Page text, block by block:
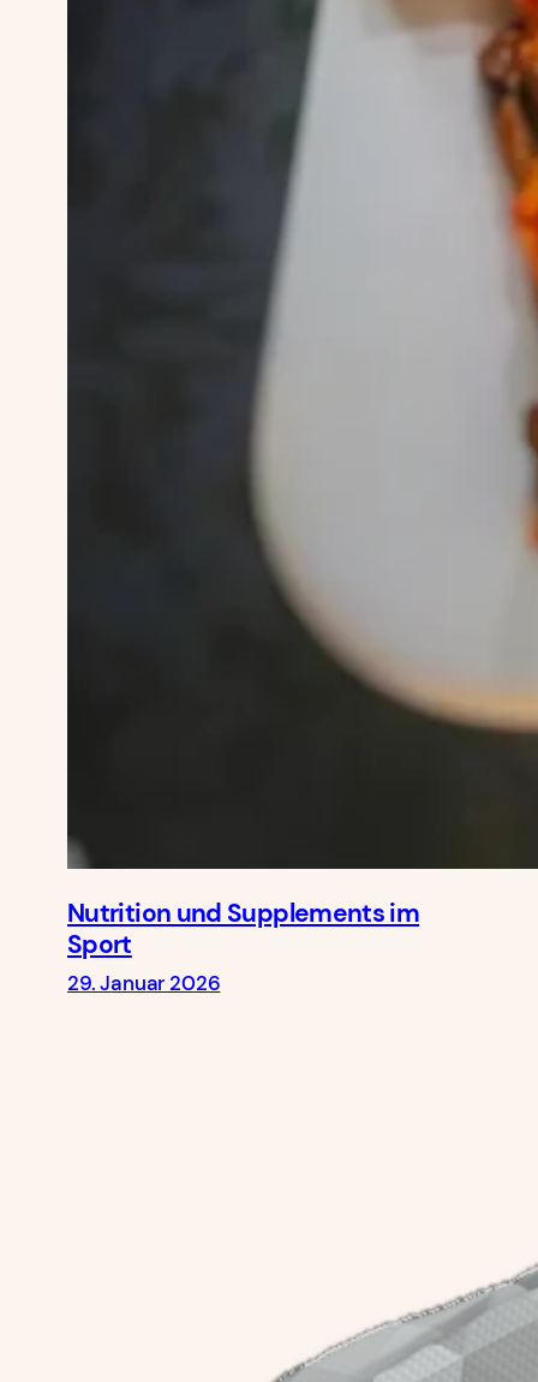
Nutrition und Supplements im
Sport
29. Januar 2026